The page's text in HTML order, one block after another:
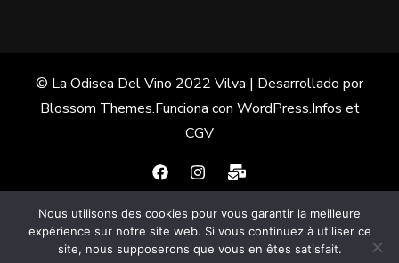
© La Odisea Del Vino 2022 Vilva | Desarrollado por
Blossom Themes.Funciona con WordPress.Infos et
CGV
Français(Francés)
Español
English( Inglés)
Nous utilisons des cookies pour vous garantir la meilleure
expérience sur notre site web. Si vous continuez à utiliser ce
site, nous supposerons que vous en êtes satisfait.